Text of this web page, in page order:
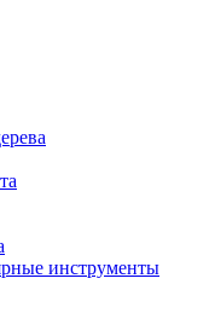
инструменты